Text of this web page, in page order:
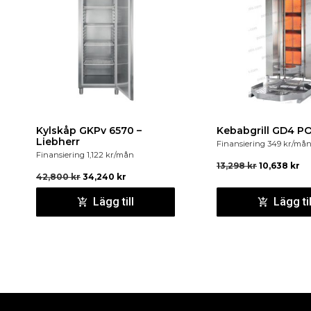
Kylskåp GKPv 6570 –
Liebherr
Finansiering 1,122 kr/mån
42,800kr 34,240 kr
Lägg till
Kebabgrill GD4
Finansiering 349 kr/mån
13,298kr 10,638 kr
Lägg